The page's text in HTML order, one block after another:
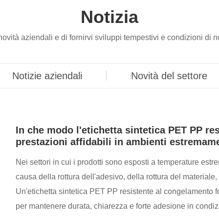
Notizia
aziendali e di fornirvi sviluppi tempestivi e condizioni di
Notizie aziendali Novità del settore
In che modo l'etichetta sintetica PET PP
prestazioni affidabili in ambienti
Nei settori in cui i prodotti sono esposti a temperature
causa della rottura dell'adesivo, della rottura del
Un'etichetta sintetica PET PP resistente al
per mantenere durata, chiarezza e forte adesione in